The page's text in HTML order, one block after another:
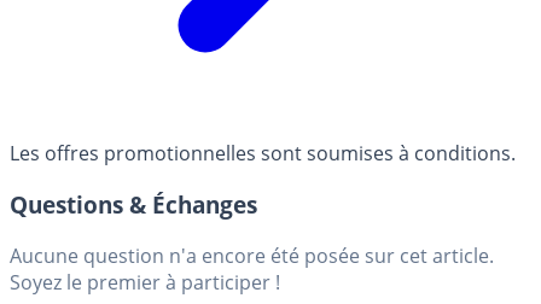
Les offres promotionnelles sont soumises à conditions.
Questions & Échanges
Aucune question n'a encore été posée sur cet article.
Soyez le premier à participer !